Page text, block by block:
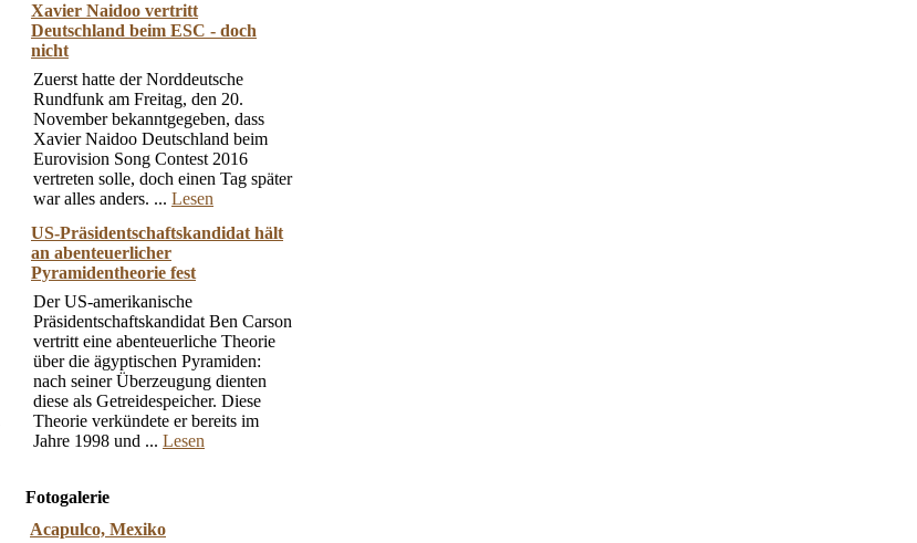
Xavier Naidoo vertritt
Deutschland beim ESC - doch
nicht
Zuerst hatte der Norddeutsche
Rundfunk am Freitag, den 20.
November bekanntgegeben, dass
Xavier Naidoo Deutschland beim
Eurovision Song Contest 2016
vertreten solle, doch einen Tag später
war alles anders. ... Lesen
US-Präsidentschaftskandidat hält
an abenteuerlicher
Pyramidentheorie fest
Der US-amerikanische
Präsidentschaftskandidat Ben Carson
vertritt eine abenteuerliche Theorie
über die ägyptischen Pyramiden:
nach seiner Überzeugung dienten
diese als Getreidespeicher. Diese
Theorie verkündete er bereits im
Jahre 1998 und ... Lesen
Fotogalerie
Acapulco, Mexiko